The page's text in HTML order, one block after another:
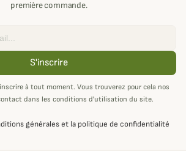
première commande.
S'inscrire
à tout moment. Vous trouverez pour cela nos
dans les conditions d'utilisation du site.
générales et la politique de confidentialité